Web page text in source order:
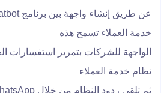
خدمة العملاء تسمح هذه
نظام خدمة العملاء
ثم تلقي ردود النظام من خلال WhatsApp.